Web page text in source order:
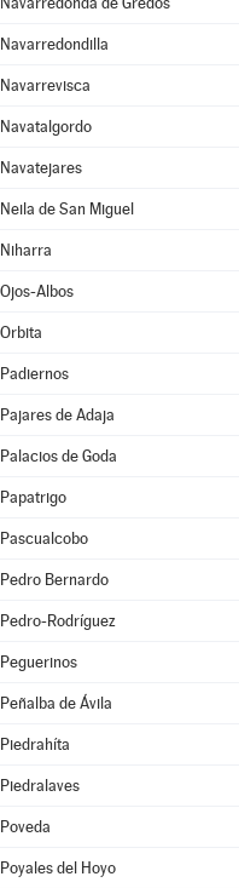
Navarredondilla
Navarrevisca
Navatalgordo
Navatejares
Neila de San Miguel
Niharra
Ojos-Albos
Orbita
Padiernos
Pajares de Adaja
Palacios de Goda
Papatrigo
Pascualcobo
Pedro Bernardo
Pedro-Rodríguez
Peguerinos
Peñalba de Ávila
Piedrahíta
Piedralaves
Poveda
Poyales del Hoyo